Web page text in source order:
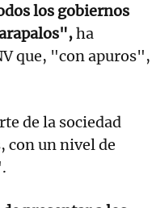
los gobiernos
ha
que, "con apuros",
de la sociedad
con un nivel de